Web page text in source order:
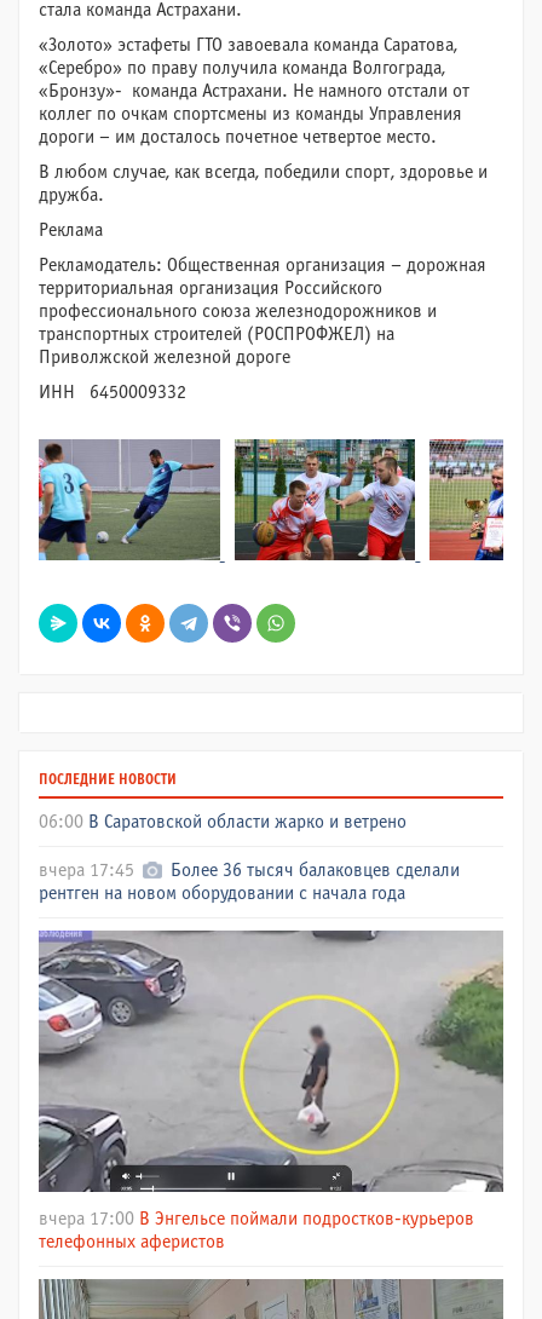
стала команда Астрахани.
«Золото» эстафеты ГТО завоевала команда Саратова,
«Серебро» по праву получила команда Волгограда,
«Бронзу»- команда Астрахани. Не намного отстали от
коллег по очкам спортсмены из команды Управления
дороги – им досталось почетное четвертое место.
В любом случае, как всегда, победили спорт, здоровье и
дружба.
Реклама
Рекламодатель: Общественная организация – дорожная
территориальная организация Российского
профессионального союза железнодорожников и
транспортных строителей (РОСПРОФЖЕЛ) на
Приволжской железной дороге
ИНН 6450009332
ПОСЛЕДНИЕ НОВОСТИ
06:00 В Саратовской области жарко и ветрено
вчера 17:45
Более 36 тысяч балаковцев сделали
рентген на новом оборудовании с начала года
вчера 17:00 В Энгельсе поймали подростков-курьеров
телефонных аферистов